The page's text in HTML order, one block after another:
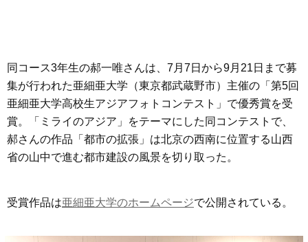
同コース3年生の郝一唯さんは、7月7日から9月21日まで募
集が行われた亜細亜大学（東京都武蔵野市）主催の「第5回
亜細亜大学高校生アジアフォトコンテスト」で優秀賞を受
賞。「ミライのアジア」をテーマにした同コンテストで、
郝さんの作品「都市の拡張」は北京の西南に位置する山西
省の山中で進む都市建設の風景を切り取った。
受賞作品は亜細亜大学のホームページで公開されている。